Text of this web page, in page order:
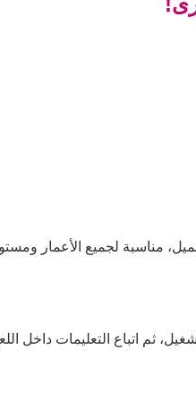
مناسبة لجميع الأعمار
ثم اتباع التعليمات داخل